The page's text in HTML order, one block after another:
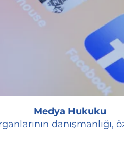
Medya Hukuku
danışmanlığı,